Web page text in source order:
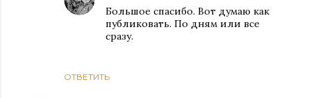
ОТВЕТИТЬ
Большое спасибо. Вот думаю как
публиковать. По дням или все
сразу.